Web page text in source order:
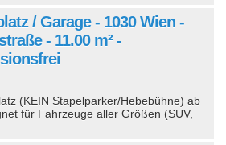
/ Garage - 1030 Wien -
- 11.00 m² -
(KEIN Stapelparker/Hebebühne) ab
für Fahrzeuge aller Größen (SUV,